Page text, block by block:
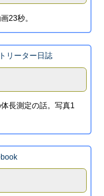
23秒。
リーター日誌
長測定の話。写真1